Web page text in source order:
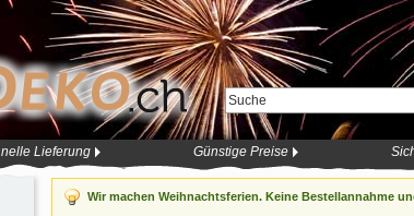
Lieferung Günstige Preise
Wir machen Weihnachtsferien. Keine Bestellannahme